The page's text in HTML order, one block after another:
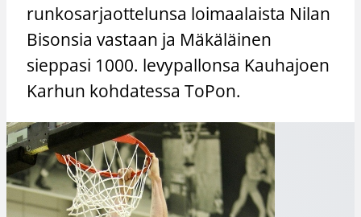
runkosarjaottelunsa loimaalaista Nilan
Bisonsia vastaan ja Mäkäläinen
sieppasi 1000. levypallonsa Kauhajoen
Karhun kohdatessa ToPon.